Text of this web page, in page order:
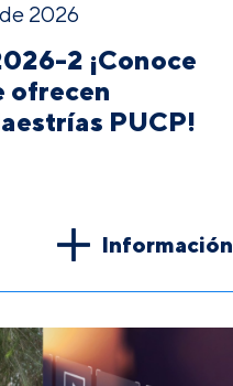
2026
2 ¡Conoce
ofrecen
PUCP!
Información